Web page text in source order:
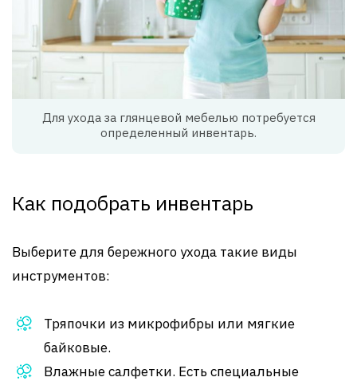
Для ухода за глянцевой мебелью потребуется
определенный инвентарь.
Как подобрать инвентарь
Выберите для бережного ухода такие виды
инструментов:
Тряпочки из микрофибры или мягкие
байковые.
Влажные салфетки. Есть специальные